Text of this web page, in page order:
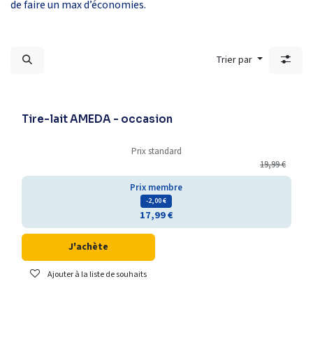
de faire un max d’économies.
Trier par
Tire-lait AMEDA - occasion
Prix standard
19,99€
Prix membre
- 2,00€
17,99€
J'achète
Ajouter à la liste de souhaits